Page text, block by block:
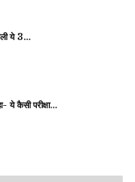
ये 3…
ये कैसी परीक्षा…